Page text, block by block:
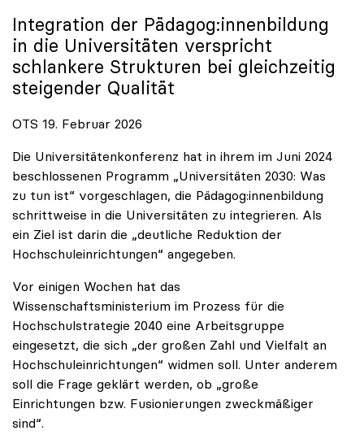
Integration der Pädagog:innenbildung
in die Universitäten verspricht
schlankere Strukturen bei gleichzeitig
steigender Qualität
OTS 19. Februar 2026
Die Universitätenkonferenz hat in ihrem im Juni 2024
beschlossenen Programm „Universitäten 2030: Was
zu tun ist“ vorgeschlagen, die Pädagog:innenbildung
schrittweise in die Universitäten zu integrieren. Als
ein Ziel ist darin die „deutliche Reduktion der
Hochschuleinrichtungen“ angegeben.
Vor einigen Wochen hat das
Wissenschaftsministerium im Prozess für die
Hochschulstrategie 2040 eine Arbeitsgruppe
eingesetzt, die sich „der großen Zahl und Vielfalt an
Hochschuleinrichtungen“ widmen soll. Unter anderem
soll die Frage geklärt werden, ob „große
Einrichtungen bzw. Fusionierungen zweckmäßiger
sind“.